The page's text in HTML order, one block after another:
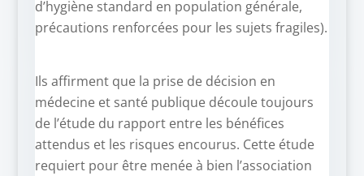
d’hygiène standard en population générale,
précautions renforcées pour les sujets fragiles).
Ils affirment que la prise de décision en
médecine et santé publique découle toujours
de l’étude du rapport entre les bénéfices
attendus et les risques encourus. Cette étude
requiert pour être menée à bien l’association